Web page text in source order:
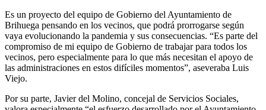
Es un proyecto del equipo de Gobierno del Ayuntamiento de
Brihuega pensando en los vecinos, que podrá prorrogarse según
vaya evolucionando la pandemia y sus consecuencias. “Es parte del
compromiso de mi equipo de Gobierno de trabajar para todos los
vecinos, pero especialmente para lo que más necesitan el apoyo de
las administraciones en estos difíciles momentos”, aseveraba Luis
Viejo.
Por su parte, Javier del Molino, concejal de Servicios Sociales,